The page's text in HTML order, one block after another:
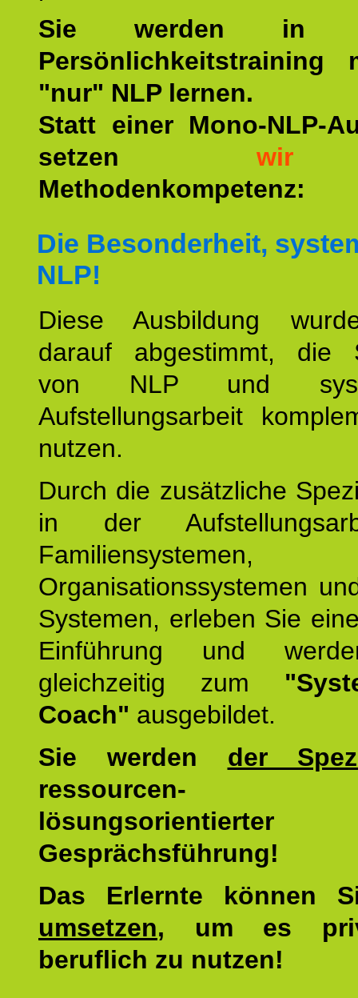
Sie werden in
Persönlichkeitstraining
"nur" NLP lernen.
Statt einer Mono-NLP-
setzen wir
Methodenkompetenz:
Die Besonderheit,
NLP!
Diese Ausbildung
darauf abgestimmt, die
von NLP und
Aufstellungsarbeit
nutzen.
Durch die zusätzliche
in der
Familiensystemen,
Organisationssystemen
Systemen, erleben Sie
Einführung und
gleichzeitig zum
Coach" ausgebildet.
Sie werden der
lösungsorientierter
Gesprächsführung!
Das Erlernte können
umsetzen, um es
beruflich zu nutzen!